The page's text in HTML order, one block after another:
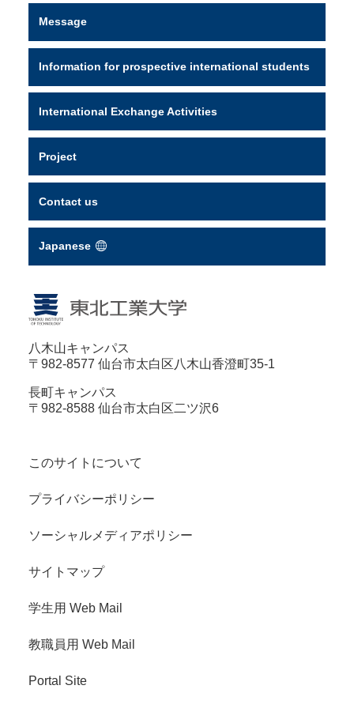
Message
Information for prospective international students
International Exchange Activities
Project
Contact us
Japanese
八木山キャンパス
〒982-8577 仙台市太白区八木山香澄町35-1
長町キャンパス
〒982-8588 仙台市太白区二ツ沢6
このサイトについて
プライバシーポリシー
ソーシャルメディアポリシー
サイトマップ
学生用 Web Mail
教職員用 Web Mail
Portal Site